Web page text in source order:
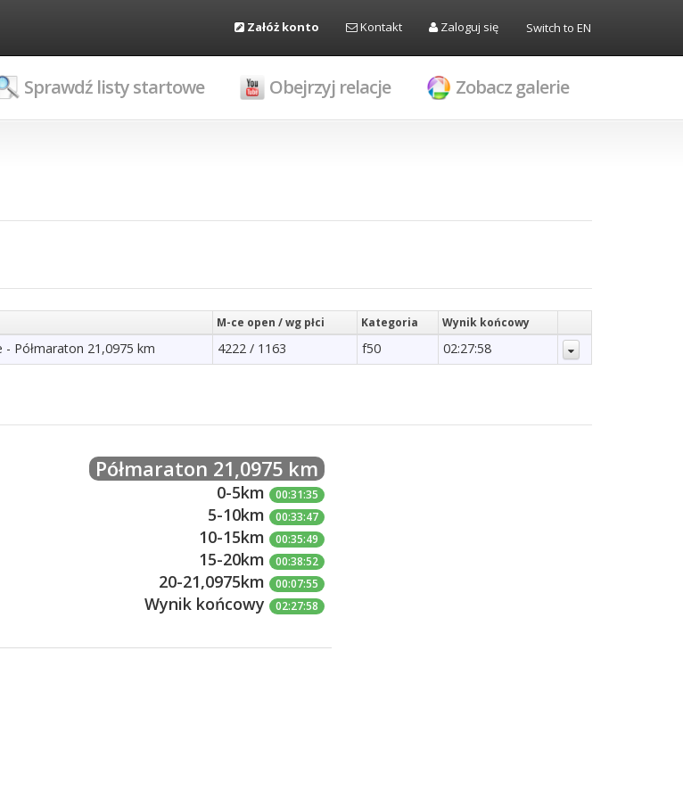
Załóż konto Kontakt Zaloguj się Switch to EN
Sprawdź listy startowe Obejrzyj relacje Zobacz galerie
M-ce open / wg płci Kategoria Wynik końcowy
- Półmaraton 21,0975 km 4222 / 1163 f50 02:27:58
Półmaraton 21,0975 km
0-5km 00:31:35
5-10km 00:33:47
10-15km 00:35:49
15-20km 00:38:52
20-21,0975km 00:07:55
Wynik końcowy 02:27:58